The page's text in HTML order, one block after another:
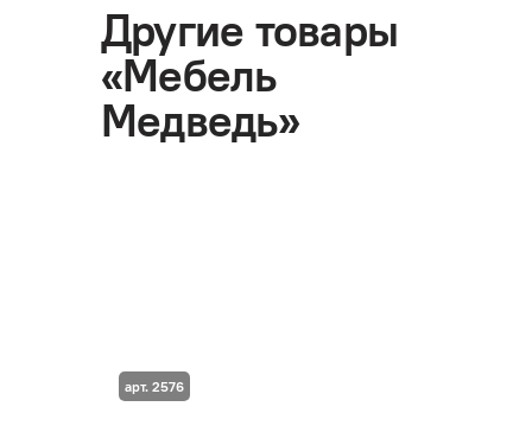
Другие товары
«Мебель
Медведь»
арт. 2576